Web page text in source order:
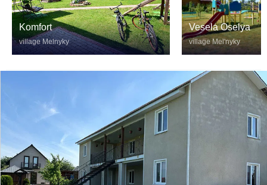
Komfort
village Melnyky
Vesela Oselya
village Melʹnyky